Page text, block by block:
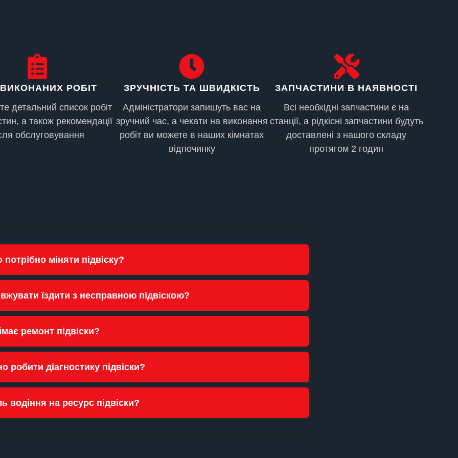
РОБІТ
детальний список робіт
а також рекомендації
обслуговування
ЗРУЧНІСТЬ ТА ШВИДКІСТЬ
Адміністратори запишуть вас на
зручний час, а чекати на виконання
робіт ви можете в наших кімнатах
відпочинку
ЗАПЧАСТИНИ В НАЯВНОСТІ
Всі необхідні запчастини є на
станції, а рідкісні запчастини будуть
доставлені з нашого складу
протягом 2 годин
міняти підвіску?
їздити з несправною підвіскою?
ремонт підвіски?
робити діагностику підвіски?
водіння на ресурс підвіски?